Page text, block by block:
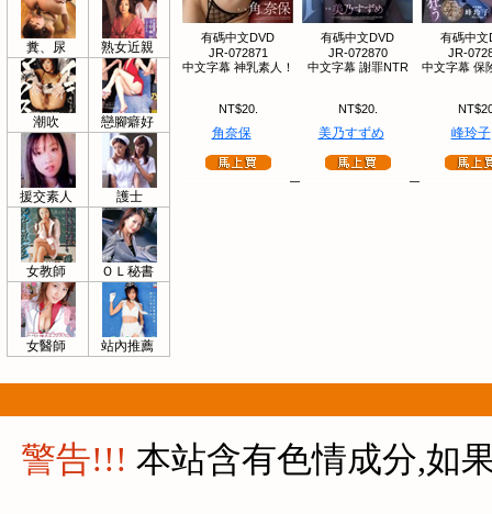
糞、尿 熟女近親
潮吹 戀腳癖好
援交素人 護士
女教師 ＯＬ秘書
女醫師 站內推薦
有碼中文DVD
JR-072871
中文字幕 神乳素人！
NT$20.
角奈保
有碼中文DVD
JR-072870
中文字幕 謝罪NTR
NT$20.
美乃すずめ
有碼中文
JR-
中文字幕 保
峰玲子
警告!!! 本站含有色情成分,如